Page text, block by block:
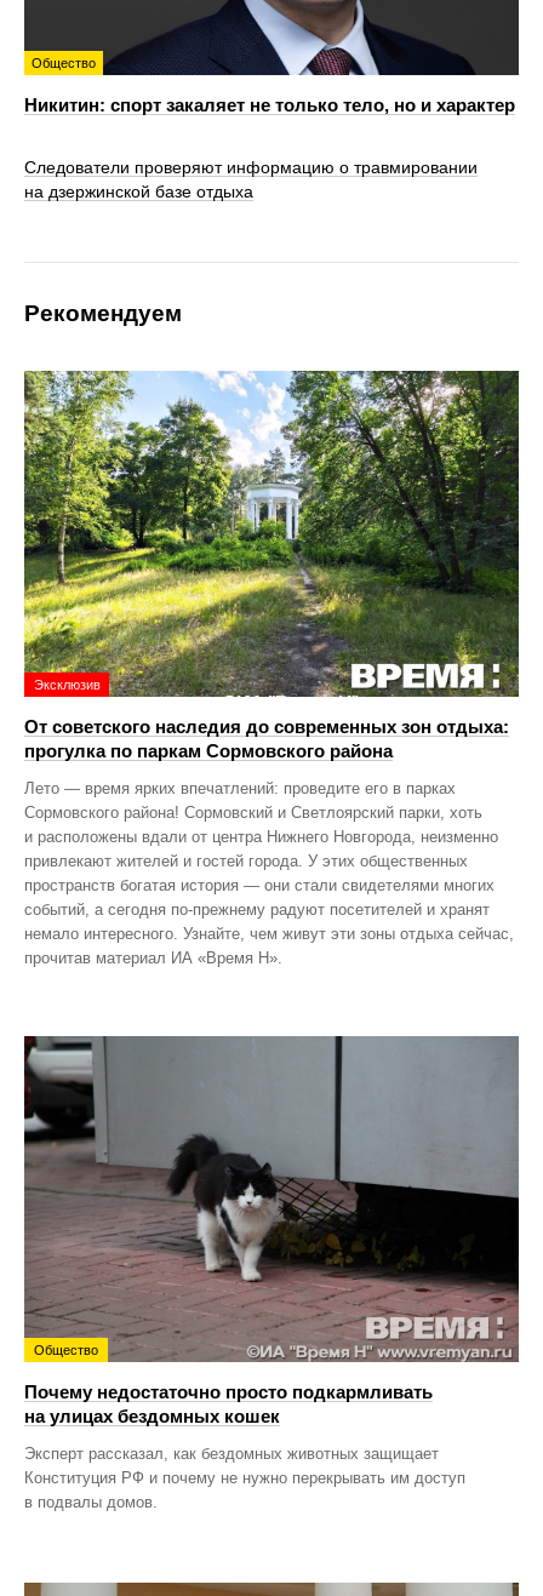
Общество
Никитин: спорт закаляет не только тело, но и характер
Следователи проверяют информацию о травмировании
на дзержинской базе отдыха
Рекомендуем
Эксклюзив
От советского наследия до современных зон отдыха:
прогулка по паркам Сормовского района
Лето — время ярких впечатлений: проведите его в парках
Сормовского района! Сормовский и Светлоярский парки, хоть
и расположены вдали от центра Нижнего Новгорода, неизменно
привлекают жителей и гостей города. У этих общественных
пространств богатая история — они стали свидетелями многих
событий, а сегодня по‑прежнему радуют посетителей и хранят
немало интересного. Узнайте, чем живут эти зоны отдыха сейчас,
прочитав материал ИА «Время Н».
Общество
Почему недостаточно просто подкармливать
на улицах бездомных кошек
Эксперт рассказал, как бездомных животных защищает
Конституция РФ и почему не нужно перекрывать им доступ
в подвалы домов.